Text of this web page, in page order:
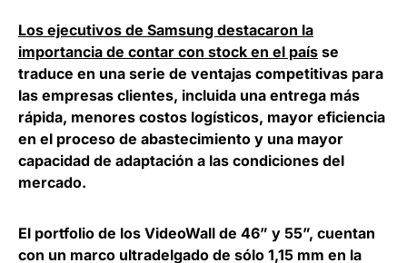
Los ejecutivos de Samsung destacaron la
importancia de contar con stock en el país se
traduce en una serie de ventajas competitivas para
las empresas clientes, incluida una entrega más
rápida, menores costos logísticos, mayor eficiencia
en el proceso de abastecimiento y una mayor
capacidad de adaptación a las condiciones del
mercado.
El portfolio de los VideoWall de 46” y 55”, cuentan
con un marco ultradelgado de sólo 1,15 mm en la